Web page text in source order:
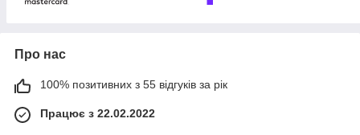
Про нас
100% позитивних з 55 відгуків за рік
Працює з 22.02.2022